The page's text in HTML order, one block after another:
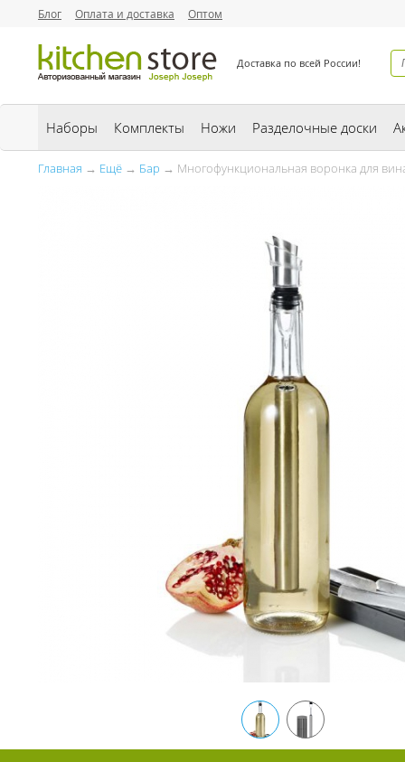
Блог Оплата и доставка Оптом
Доставка по всей России!
Наборы Комплекты Ножи Разделочные доски
Главная → Ещё → Бар → Многофункциональная воронка для